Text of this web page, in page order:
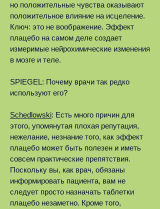
но положительные чувства оказывают
положительное влияние на исцеление.
Ключ: это не воображение. Эффект
плацебо на самом деле создает
измеримые нейрохимические изменения
в мозге и теле.
SPIEGEL: Почему врачи так редко
используют его?
Schedlowski: Есть много причин для
этого, упомянутая плохая репутация,
нежелание, незнание того, как эффект
плацебо может быть полезен и иметь
совсем практические препятствия.
Поскольку вы, как врач, обязаны
информировать пациента, вам не
следует просто назначать таблетки
плацебо незаметно. Кроме того,